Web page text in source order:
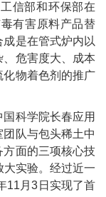
信部和环保部在
有害原料产品替
是在管式炉内以
危害度大、成本
化物着色剂的推广
科学院长春应用
队与包头稀土中
面的三项核心技
大实验。经过近一
11月3 日实现了首